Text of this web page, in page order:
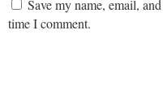
Save my name, email,
time I comment.